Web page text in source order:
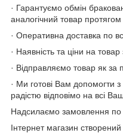
· Гарантуємо обмін
аналогічний товар протягом
· Оперативна доставка по
· Наявність та ціни на товар
· Відправляємо товар як за
· Ми готові Вам допомогти
радістю відповімо на всі
Надсилаємо замовлення по
Інтернет магазин